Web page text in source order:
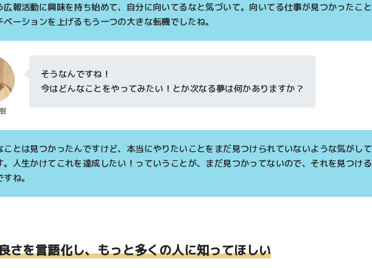
広報活動に興味を持ち始めて、自分に向いてるなと気づいて。向いてる仕事が見つかったこと
ベーションを上げるもう一つの大きな転機でしたね。
そうなんですね！
今はどんなことをやってみたい！とか次なる夢は何かありますか？
ことは見つかったんですけど、本当にやりたいことをまだ見つけられていないような気がして
。人生かけてこれを達成したい！っていうことが、まだ見つかってないので、それを見つける
ね。
さを言語化し、もっと多くの人に知ってほしい